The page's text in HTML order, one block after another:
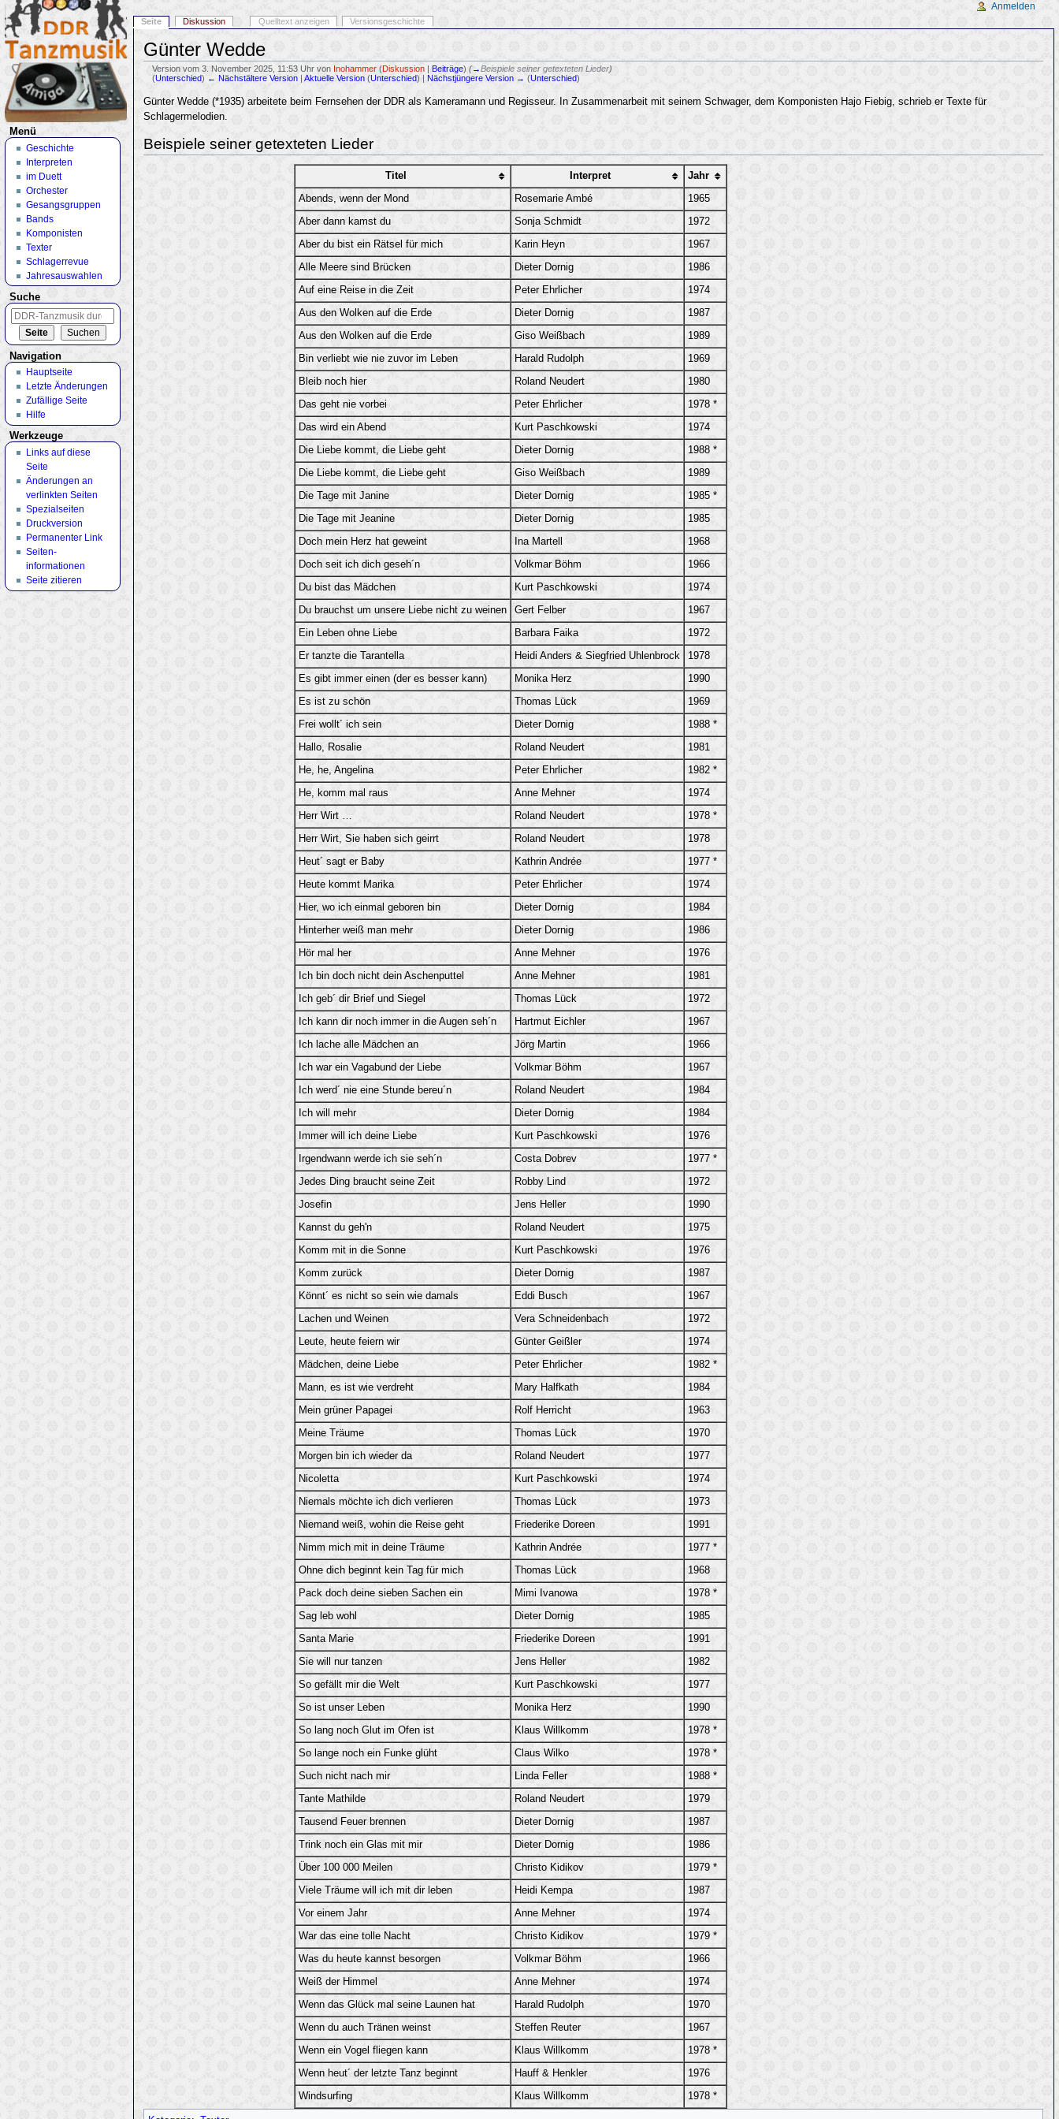
Günter Wedde
Version vom 3. November 2025, 11:53 Uhr von Inohammer (Diskussion| Beiträge) (→Beispiele seiner getexteten Lieder)
(Unterschied) ← Nächstältere Version| Aktuelle Version(Unterschied) | Nächstjüngere Version → (Unterschied)
Günter Wedde (*1935) arbeitete beim Fernsehen der DDR als Kameramann und Regisseur. In Zusammenarbeit mit seinem Schwager, dem Komponisten Hajo Fiebig, schrieb er Texte für
Schlagermelodien.
Beispiele seiner getexteten Lieder
Titel Interpret Jahr
Abends, wenn der Mond Rosemarie Ambé 1965
Aber dann kamst du Sonja Schmidt 1972
Aber du bist ein Rätsel für mich Karin Heyn 1967
Alle Meere sind Brücken Dieter Dornig 1986
Auf eine Reise in die Zeit Peter Ehrlicher 1974
Aus den Wolken auf die Erde Dieter Dornig 1987
Aus den Wolken auf die Erde Giso Weißbach 1989
Bin verliebt wie nie zuvor im Leben Harald Rudolph 1969
Bleib noch hier Roland Neudert 1980
Das geht nie vorbei Peter Ehrlicher 1978 *
Das wird ein Abend Kurt Paschkowski 1974
Die Liebe kommt, die Liebe geht Dieter Dornig 1988 *
Die Liebe kommt, die Liebe geht Giso Weißbach 1989
Die Tage mit Janine Dieter Dornig 1985 *
Die Tage mit Jeanine Dieter Dornig 1985
Doch mein Herz hat geweint Ina Martell 1968
Doch seit ich dich geseh´n Volkmar Böhm 1966
Du bist das Mädchen Kurt Paschkowski 1974
Du brauchst um unsere Liebe nicht zu weinen Gert Felber 1967
Ein Leben ohne Liebe Barbara Faika 1972
Er tanzte die Tarantella Heidi Anders & Siegfried Uhlenbrock 1978
Es gibt immer einen (der es besser kann) Monika Herz 1990
Es ist zu schön Thomas Lück 1969
Frei wollt´ ich sein Dieter Dornig 1988 *
Hallo, Rosalie Roland Neudert 1981
He, he, Angelina Peter Ehrlicher 1982 *
He, komm mal raus Anne Mehner 1974
Herr Wirt … Roland Neudert 1978 *
Herr Wirt, Sie haben sich geirrt Roland Neudert 1978
Heut´ sagt er Baby Kathrin Andrée 1977 *
Heute kommt Marika Peter Ehrlicher 1974
Hier, wo ich einmal geboren bin Dieter Dornig 1984
Hinterher weiß man mehr Dieter Dornig 1986
Hör mal her Anne Mehner 1976
Ich bin doch nicht dein Aschenputtel Anne Mehner 1981
Ich geb´ dir Brief und Siegel Thomas Lück 1972
Ich kann dir noch immer in die Augen seh´n Hartmut Eichler 1967
Ich lache alle Mädchen an Jörg Martin 1966
Ich war ein Vagabund der Liebe Volkmar Böhm 1967
Ich werd´ nie eine Stunde bereu´n Roland Neudert 1984
Ich will mehr Dieter Dornig 1984
Immer will ich deine Liebe Kurt Paschkowski 1976
Irgendwann werde ich sie seh´n Costa Dobrev 1977 *
Jedes Ding braucht seine Zeit Robby Lind 1972
Josefin Jens Heller 1990
Kannst du geh'n Roland Neudert 1975
Komm mit in die Sonne Kurt Paschkowski 1976
Komm zurück Dieter Dornig 1987
Könnt´ es nicht so sein wie damals Eddi Busch 1967
Lachen und Weinen Vera Schneidenbach 1972
Leute, heute feiern wir Günter Geißler 1974
Mädchen, deine Liebe Peter Ehrlicher 1982 *
Mann, es ist wie verdreht Mary Halfkath 1984
Mein grüner Papagei Rolf Herricht 1963
Meine Träume Thomas Lück 1970
Morgen bin ich wieder da Roland Neudert 1977
Nicoletta Kurt Paschkowski 1974
Niemals möchte ich dich verlieren Thomas Lück 1973
Niemand weiß, wohin die Reise geht Friederike Doreen 1991
Nimm mich mit in deine Träume Kathrin Andrée 1977 *
Ohne dich beginnt kein Tag für mich Thomas Lück 1968
Pack doch deine sieben Sachen ein Mimi Ivanowa 1978 *
Sag leb wohl Dieter Dornig 1985
Santa Marie Friederike Doreen 1991
Sie will nur tanzen Jens Heller 1982
So gefällt mir die Welt Kurt Paschkowski 1977
So ist unser Leben Monika Herz 1990
So lang noch Glut im Ofen ist Klaus Willkomm 1978 *
So lange noch ein Funke glüht Claus Wilko 1978 *
Such nicht nach mir Linda Feller 1988 *
Tante Mathilde Roland Neudert 1979
Tausend Feuer brennen Dieter Dornig 1987
Trink noch ein Glas mit mir Dieter Dornig 1986
Über 100 000 Meilen Christo Kidikov 1979 *
Viele Träume will ich mit dir leben Heidi Kempa 1987
Vor einem Jahr Anne Mehner 1974
War das eine tolle Nacht Christo Kidikov 1979 *
Was du heute kannst besorgen Volkmar Böhm 1966
Weiß der Himmel Anne Mehner 1974
Wenn das Glück mal seine Launen hat Harald Rudolph 1970
Wenn du auch Tränen weinst Steffen Reuter 1967
Wenn ein Vogel fliegen kann Klaus Willkomm 1978 *
Wenn heut´ der letzte Tanz beginnt Hauff & Henkler 1976
Windsurfing Klaus Willkomm 1978 *
Seite Diskussion Quelltext anzeigen Versionsgeschichte
Anmelden
Menü
Geschichte
Interpreten
im Duett
Orchester
Gesangsgruppen
Bands
Komponisten
Texter
Schlagerrevue
Jahresauswahlen
Suche
Navigation
Hauptseite
Letzte Änderungen
Zufällige Seite
Hilfe
Werkzeuge
Links auf diese
Seite
Änderungen an
verlinkten Seiten
Spezialseiten
Druckversion
Permanenter Link
Seiten­
informationen
Seite zitieren